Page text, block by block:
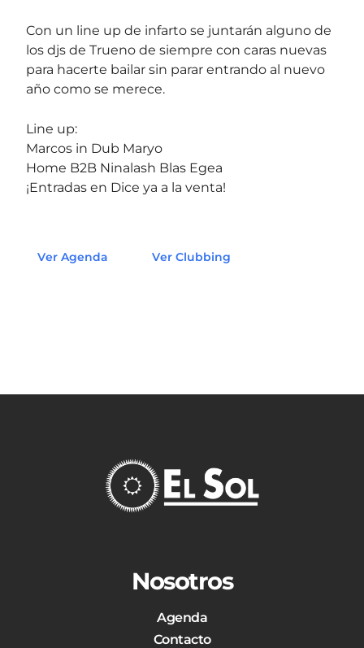
Con un line up de infarto se juntarán alguno de
los djs de Trueno de siempre con caras nuevas
para hacerte bailar sin parar entrando al nuevo
año como se merece.
Line up:
Marcos in Dub Maryo
Home B2B Ninalash Blas Egea
¡Entradas en Dice ya a la venta!
Ver Agenda Ver Clubbing
Nosotros
Agenda
Contacto